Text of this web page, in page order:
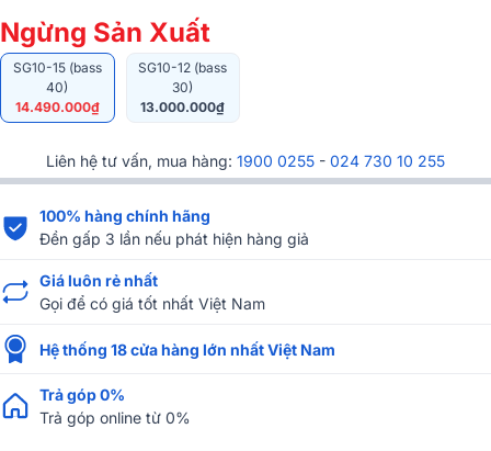
Ngừng Sản Xuất
SG10-15 (bass
40)
14.490.000₫
SG10-12 (bass
30)
13.000.000₫
Liên hệ tư vấn, mua hàng: 1900 0255 - 024 730 10 255
100% hàng chính hãng
Đền gấp 3 lần nếu phát hiện hàng giả
Giá luôn rẻ nhất
Gọi để có giá tốt nhất Việt Nam
Hệ thống 18 cửa hàng lớn nhất Việt Nam
Trả góp 0%
Trả góp online từ 0%